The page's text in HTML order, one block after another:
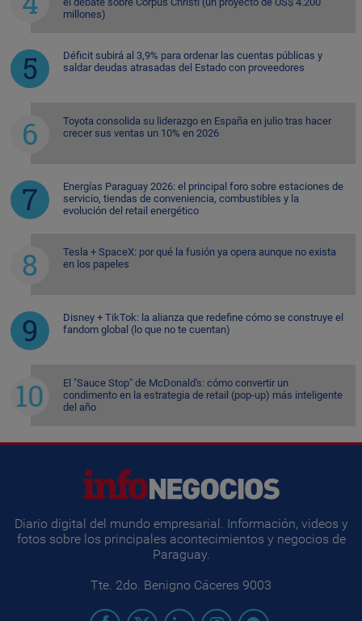
millones)
Déficit subirá al 3,9% para ordenar las cuentas públicas y
saldar deudas atrasadas del Estado con proveedores
Toyota consolida su liderazgo en España en julio tras hacer
crecer sus ventas un 10% en 2026
Energías Paraguay 2026: el principal foro sobre estaciones de
servicio, tiendas de conveniencia, combustibles y la
evolución del retail energético
Tesla + SpaceX: por qué la fusión ya opera aunque no exista
en los papeles
Disney + TikTok: la alianza que redefine cómo se construye el
fandom global (lo que no te cuentan)
El "Sauce Stop" de McDonald's: cómo convertir un
condimento en la estrategia de retail (pop-up) más inteligente
del año
Diario digital del mundo empresarial. Información, videos y
fotos sobre los principales acontecimientos y negocios de
Paraguay.
Tte. 2do. Benigno Cáceres 9003